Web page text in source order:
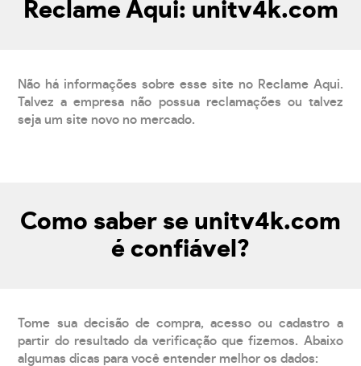
Reclame Aqui: unitv4k.com
Não há informações sobre esse site no Reclame Aqui.
Talvez a empresa não possua reclamações ou talvez
seja um site novo no mercado.
Como saber se unitv4k.com
é confiável?
Tome sua decisão de compra, acesso ou cadastro a
partir do resultado da verificação que fizemos. Abaixo
algumas dicas para você entender melhor os dados: